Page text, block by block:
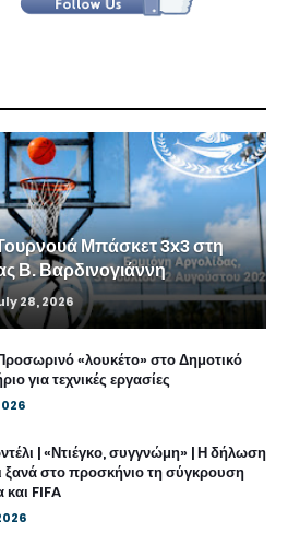
Μπάσκετ 3x3 στη
Β. Βαρδινογιάννη
28, 2026
«λουκέτο» στο Δημοτικό
για τεχνικές εργασίες
| «Ντιέγκο, συγγνώμη» | Η δήλωση
ξανά στο προσκήνιο τη σύγκρουση
FIFA